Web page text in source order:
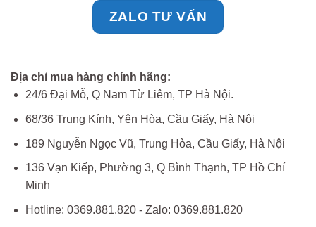
ZALO TƯ VẤN
Địa chỉ mua hàng chính hãng:
24/6 Đại Mỗ, Q Nam Từ Liêm, TP Hà Nội.
68/36 Trung Kính, Yên Hòa, Cầu Giấy, Hà Nội
189 Nguyễn Ngọc Vũ, Trung Hòa, Cầu Giấy, Hà Nội
136 Vạn Kiếp, Phường 3, Q Bình Thạnh, TP Hồ Chí
Minh
Hotline: 0369.881.820 - Zalo: 0369.881.820